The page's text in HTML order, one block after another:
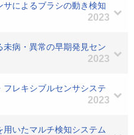
によるブラシの動き検知
2023
病・異常の早期発見セン
2023
レキシブルセンサシステ
2023
いたマルチ検知システム